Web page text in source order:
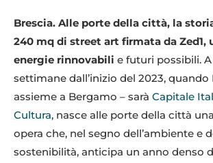
Brescia. Alle porte della città, la
240 mq di street art firmata da Zed1,
energie rinnovabili e futuri possibili.
settimane dall’inizio del 2023, quando
assieme a Bergamo – sarà Capitale
Cultura, nasce alle porte della città
opera che, nel segno dell’ambiente e
sostenibilità, anticipa un anno denso